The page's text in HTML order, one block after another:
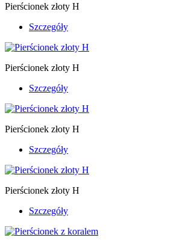
Pierścionek złoty H
Szczegóły
Pierścionek złoty H
Szczegóły
Pierścionek złoty H
Szczegóły
Pierścionek złoty H
Szczegóły